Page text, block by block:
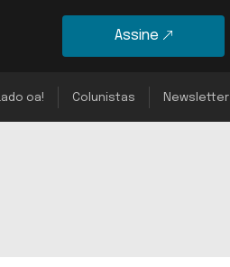
Assine
Lado oa! Colunistas Newsletter